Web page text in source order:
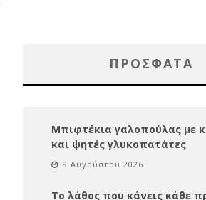
ΠΡΌΣΦΑΤΑ
Μπιφτέκια γαλοπούλας με
και ψητές γλυκοπατάτες
9 Αυγούστου 2026
Το λάθος που κάνεις κάθε